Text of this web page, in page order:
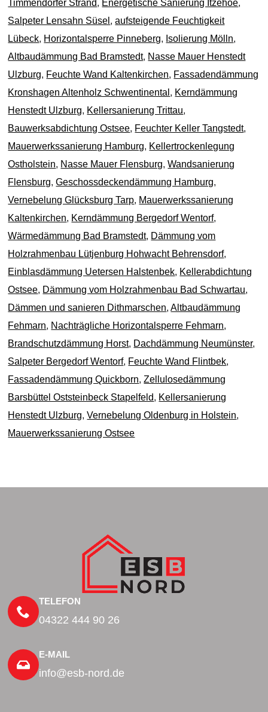
Timmendorfer Strand, Energetische Sanierung Itzehoe,
Salpeter Lensahn Süsel ,aufsteigende Feuchtigkeit
Lübeck, Horizontalsperre Pinneberg, Isolierung Mölln,
Altbaudämmung Bad Bramstedt, Nasse Mauer Henstedt
Ulzburg, Feuchte Wand Kaltenkirchen, Fassadendämmung
Kronshagen Altenholz Schwentinental , Kerndämmung
Henstedt Ulzburg, Kellersanierung Trittau,
Bauwerksabdichtung Ostsee, Feuchter Keller Tangstedt,
Mauerwerkssanierung Hamburg, Kellertrockenlegung
Ostholstein, Nasse Mauer Flensburg,Wandsanierung
Flensburg,Geschossdeckendämmung Hamburg,
Vernebelung Glücksburg Tarp, Mauerwerkssanierung
Kaltenkirchen, Kerndämmung Bergedorf Wentorf,
Wärmedämmung Bad Bramstedt, Dämmung vom
Holzrahmenbau Lütjenburg Hohwacht Behrensdorf,
Einblasdämmung Uetersen Halstenbek, Kellerabdichtung
Ostsee, Dämmung vom Holzrahmenbau Bad Schwartau,
Dämmen und sanieren Dithmarschen,Altbaudämmung
Fehmarn, Nachträgliche Horizontalsperre Fehmarn,
Brandschutzdämmung Horst, Dachdämmung Neumünster,
Salpeter Bergedorf Wentorf, Feuchte Wand Flintbek,
Fassadendämmung Quickborn,Zellulosedämmung
Barsbüttel Oststeinbeck Stapelfeld, Kellersanierung
Henstedt Ulzburg,Vernebelung Oldenburg in Holstein,
Mauerwerkssanierung Ostsee
TELEFON
04322 444 90 26
E-MAIL
info@esb-nord.de